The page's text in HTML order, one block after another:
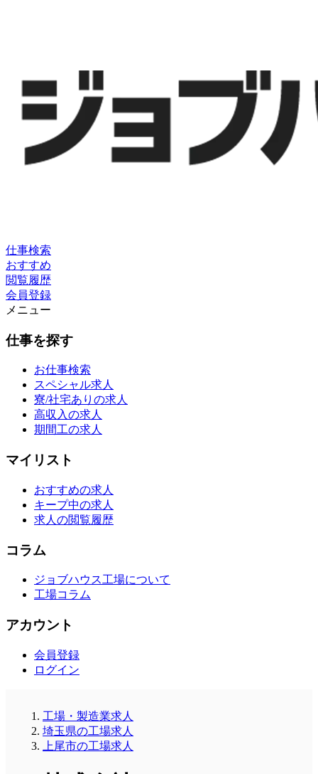
仕事検索
おすすめ
閲覧履歴
会員登録
メニュー
仕事を探す
お仕事検索
スペシャル求人
寮/社宅ありの求人
高収入の求人
期間工の求人
マイリスト
おすすめの求人
キープ中の求人
求人の閲覧履歴
コラム
ジョブハウス工場について
工場コラム
アカウント
会員登録
ログイン
工場・製造業求人
埼玉県の工場求人
上尾市の工場求人